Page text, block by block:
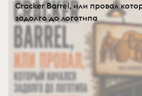
Cracker Barrel, или провал
задолго до логотипа